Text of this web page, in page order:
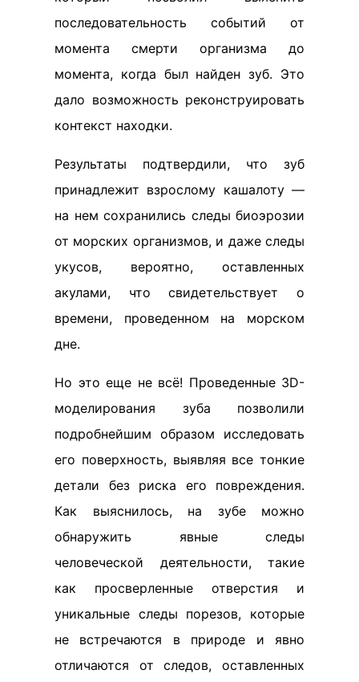
последовательность событий от
момента смерти организма до
момента, когда был найден зуб. Это
дало возможность реконструировать
контекст находки.
Результаты подтвердили, что зуб
принадлежит взрослому кашалоту —
на нем сохранились следы биоэрозии
от морских организмов, и даже следы
укусов, вероятно, оставленных
акулами, что свидетельствует о
времени, проведенном на морском
дне.
Но это еще не всё! Проведенные 3D-
моделирования зуба позволили
подробнейшим образом исследовать
его поверхность, выявляя все тонкие
детали без риска его повреждения.
Как выяснилось, на зубе можно
обнаружить явные следы
человеческой деятельности, такие
как просверленные отверстия и
уникальные следы порезов, которые
не встречаются в природе и явно
отличаются от следов, оставленных